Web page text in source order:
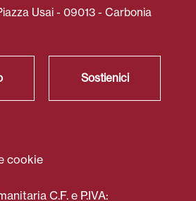
Usai - 09013 - Carbonia
Sostienici
cookie
C.F. e P.IVA: